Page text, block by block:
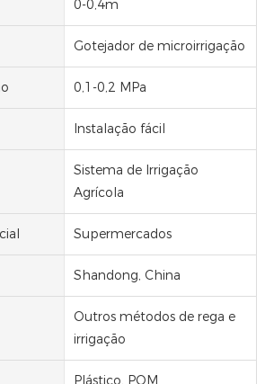
0-0,4m
Gotejador de microirrigação
0,1-0,2 MPa
Instalação fácil
Sistema de Irrigação
Agrícola
Supermercados
Shandong, China
Outros métodos de rega e
irrigação
Plástico, POM